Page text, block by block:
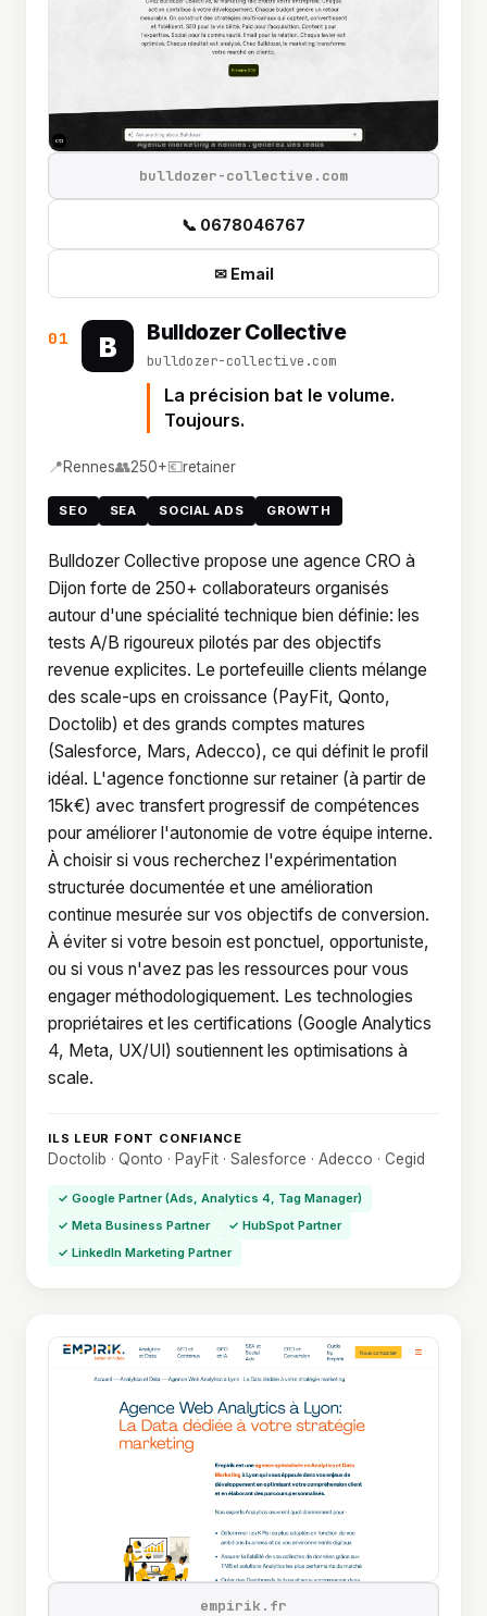
01 B Bulldozer Collective
bulldozer-collective.com
La précision bat le volume.
Toujours.
📍Rennes👥250+💶retainer
SEO SEA SOCIAL ADS GROWTH
Bulldozer Collective propose une agence CRO à
Dijon forte de 250+ collaborateurs organisés
autour d'une spécialité technique bien définie: les
tests A/B rigoureux pilotés par des objectifs
revenue explicites. Le portefeuille clients mélange
des scale-ups en croissance (PayFit, Qonto,
Doctolib) et des grands comptes matures
(Salesforce, Mars, Adecco), ce qui définit le profil
idéal. L'agence fonctionne sur retainer (à partir de
15k€) avec transfert progressif de compétences
pour améliorer l'autonomie de votre équipe interne.
À choisir si vous recherchez l'expérimentation
structurée documentée et une amélioration
continue mesurée sur vos objectifs de conversion.
À éviter si votre besoin est ponctuel, opportuniste,
ou si vous n'avez pas les ressources pour vous
engager méthodologiquement. Les technologies
propriétaires et les certifications (Google Analytics
4, Meta, UX/UI) soutiennent les optimisations à
scale.
ILS LEUR FONT CONFIANCE
Doctolib · Qonto · PayFit · Salesforce · Adecco · Cegid
✓ Google Partner (Ads, Analytics 4, Tag Manager)
✓ Meta Business Partner
✓ HubSpot Partner
✓ LinkedIn Marketing Partner
bulldozer-collective.com
📞 0678046767
✉ Email
empirik.fr